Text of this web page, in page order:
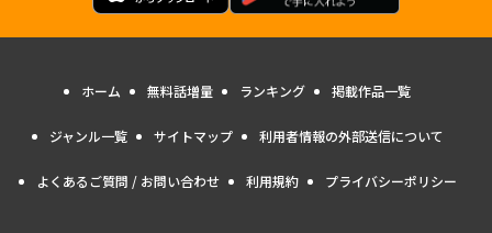
ホーム 無料話増量 ランキング 掲載作品一覧
ジャンル一覧 サイトマップ 利用者情報の外部送信について
よくあるご質問 / お問い合わせ 利用規約 プライバシーポリシー